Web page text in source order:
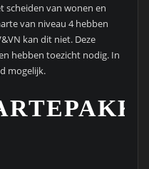
scheiden van wonen en
van niveau 4 hebben
kan dit niet. Deze
hebben toezicht nodig. In
mogelijk.